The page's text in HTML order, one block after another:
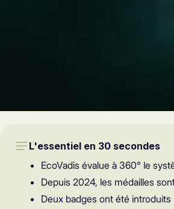
L'essentiel en 30 secondes
EcoVadis évalue à 360° le
Depuis 2024, les médailles
Deux badges ont été